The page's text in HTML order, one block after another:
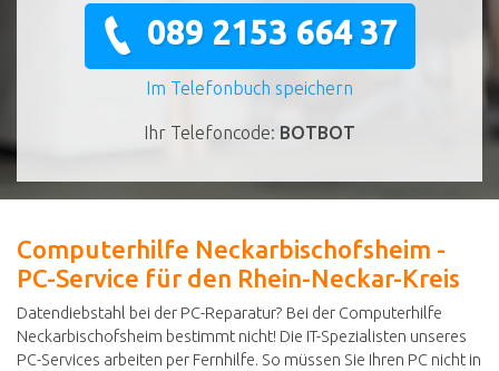
089 2153 664 37
Im Telefonbuch speichern
Ihr Telefoncode: BOTBOT
Computerhilfe Neckarbischofsheim -
PC-Service für den Rhein-Neckar-Kreis
Datendiebstahl bei der PC-Reparatur? Bei der Computerhilfe
Neckarbischofsheim bestimmt nicht! Die IT-Spezialisten unseres
PC-Services arbeiten per Fernhilfe. So müssen Sie Ihren PC nicht in